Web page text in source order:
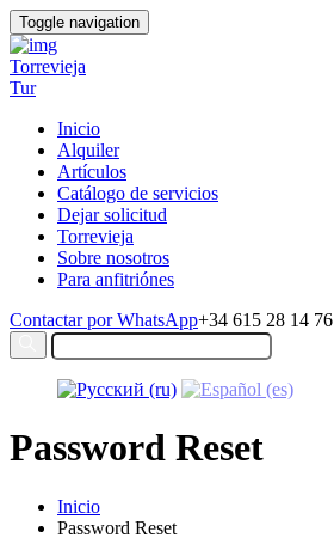
Toggle navigation
Torrevieja
Tur
Inicio
Alquiler
Artículos
Catálogo de servicios
Dejar solicitud
Torrevieja
Sobre nosotros
Para anfitriónes
Contactar por WhatsApp+34 615 28 14 76
Password Reset
Inicio
Password Reset